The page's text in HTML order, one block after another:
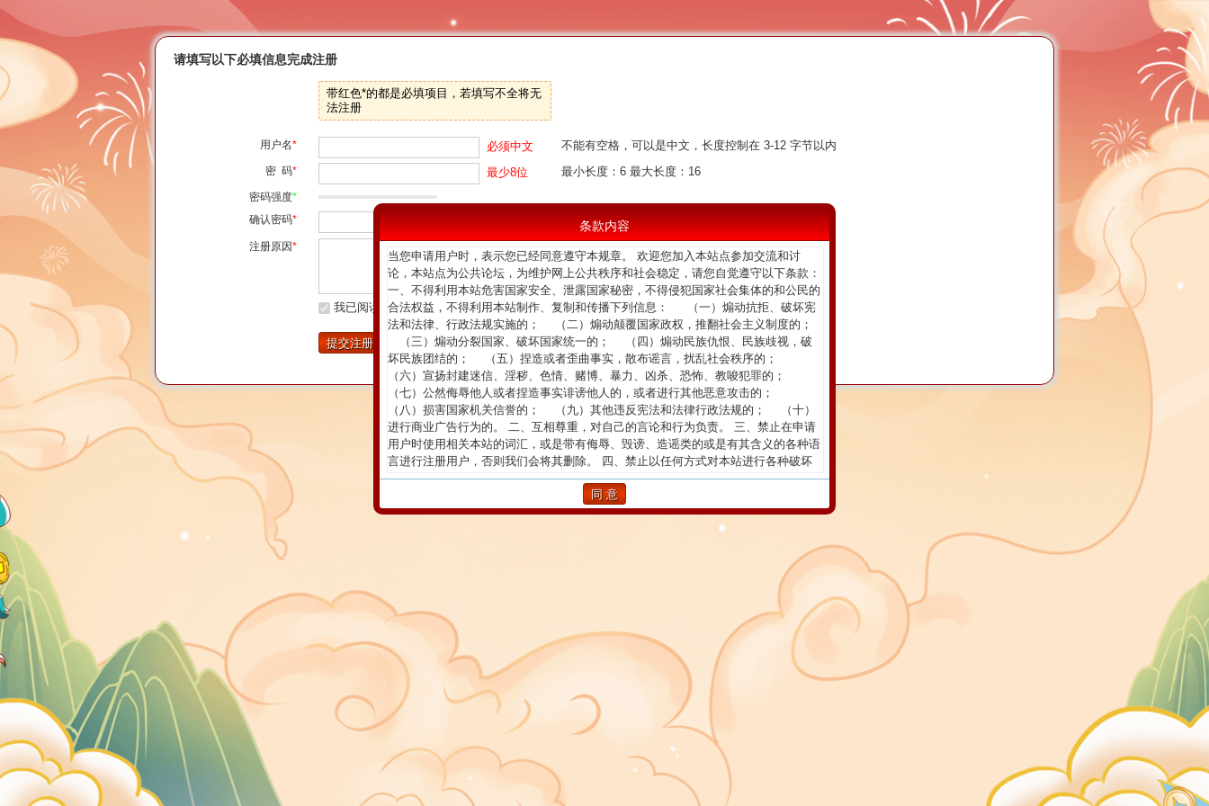
条款内容
当您申请用户时，表示您已经同意遵守本规章。 欢迎您加入本站点参加交流和讨
论，本站点为公共论坛，为维护网上公共秩序和社会稳定，请您自觉遵守以下条款：
一、不得利用本站危害国家安全、泄露国家秘密，不得侵犯国家社会集体的和公民的
合法权益，不得利用本站制作、复制和传播下列信息： （一）煽动抗拒、破坏宪
法和法律、行政法规实施的； （二）煽动颠覆国家政权，推翻社会主义制度的；
（三）煽动分裂国家、破坏国家统一的； （四）煽动民族仇恨、民族歧视，破
坏民族团结的； （五）捏造或者歪曲事实，散布谣言，扰乱社会秩序的；
（六）宣扬封建迷信、淫秽、色情、赌博、暴力、凶杀、恐怖、教唆犯罪的；
（七）公然侮辱他人或者捏造事实诽谤他人的，或者进行其他恶意攻击的；
（八）损害国家机关信誉的； （九）其他违反宪法和法律行政法规的； （十）
进行商业广告行为的。 二、互相尊重，对自己的言论和行为负责。 三、禁止在申请
用户时使用相关本站的词汇，或是带有侮辱、毁谤、造谣类的或是有其含义的各种语
言进行注册用户，否则我们会将其删除。 四、禁止以任何方式对本站进行各种破坏
行为。 五、如果您有违反国家相关法律法规的行为，本站概不负责，您的登录论坛
信息均被记录无疑，必要时，我们会向相关的国家管理部门提供此类信息。
请填写以下必填信息完成注册
带红色*的都是必填项目，若填写不全将无
法注册
用户名* 必须中文 不能有空格，可以是中文，长度控制在 3-12 字节以内
密 码* 最少8位 最小长度：6 最大长度：16
密码强度*
确认密码* 请再输入一遍您上面填写的密码
注册原因*
我已阅读并完全同意 条款内容